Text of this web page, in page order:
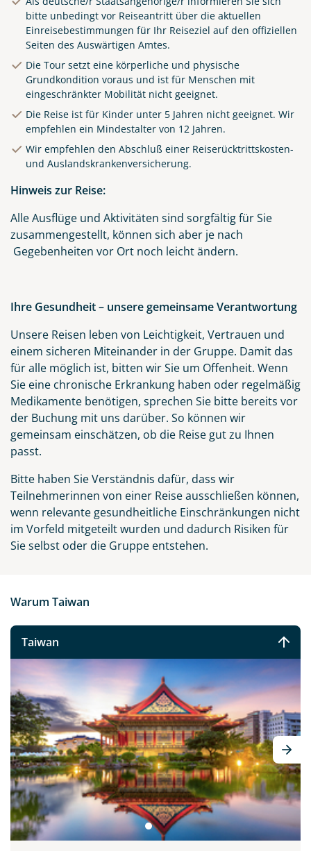
bitte unbedingt vor Reiseantritt über die aktuellen
Einreisebestimmungen für Ihr Reiseziel auf den offiziellen
Seiten des Auswärtigen Amtes.
Die Tour setzt eine körperliche und physische
Grundkondition voraus und ist für Menschen mit
eingeschränkter Mobilität nicht geeignet.
Die Reise ist für Kinder unter 5 Jahren nicht geeignet. Wir
empfehlen ein Mindestalter von 12 Jahren.
Wir empfehlen den Abschluß einer Reiserücktrittskosten-
und Auslandskrankenversicherung.
Hinweis zur Reise:
Alle Ausflüge und Aktivitäten sind sorgfältig für Sie
zusammengestellt, können sich aber je nach
Gegebenheiten vor Ort noch leicht ändern.
Ihre Gesundheit – unsere gemeinsame Verantwortung
Unsere Reisen leben von Leichtigkeit, Vertrauen und
einem sicheren Miteinander in der Gruppe. Damit das
für alle möglich ist, bitten wir Sie um Offenheit. Wenn
Sie eine chronische Erkrankung haben oder regelmäßig
Medikamente benötigen, sprechen Sie bitte bereits vor
der Buchung mit uns darüber. So können wir
gemeinsam einschätzen, ob die Reise gut zu Ihnen
passt.
Bitte haben Sie Verständnis dafür, dass wir
Teilnehmerinnen von einer Reise ausschließen können,
wenn relevante gesundheitliche Einschränkungen nicht
im Vorfeld mitgeteilt wurden und dadurch Risiken für
Sie selbst oder die Gruppe entstehen.
Warum Taiwan
Taiwan